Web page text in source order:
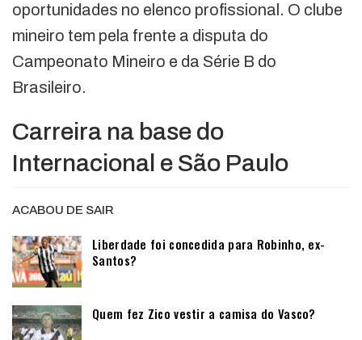
oportunidades no elenco profissional. O clube
mineiro tem pela frente a disputa do
Campeonato Mineiro e da Série B do
Brasileiro.
Carreira na base do
Internacional e São Paulo
ACABOU DE SAIR
Liberdade foi concedida para Robinho, ex-
Santos?
Quem fez Zico vestir a camisa do Vasco?